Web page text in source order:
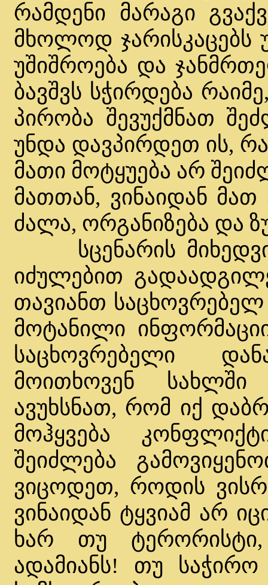
რამდენი მარაგი
მხოლოდ ჯარისკაცებს
უშიშროება და
ბავშვს სჭირდება
პირობა შევუქმნათ
უნდა დავპირდეთ ის,
მათი მოტყუება არ
მათთან, ვინაიდან
ძალა, ორგანიზება და
სცენარის
იძულებით
თავიანთ საცხოვრებელ
მოტანილი
საცხოვრებელი
მოითხოვენ
ავუხსნათ, რომ იქ
მოჰყვება
შეიძლება
ვიცოდეთ, როდის
ვინაიდან ტყვიამ არ
ხარ თუ
ადამიანს! თუ